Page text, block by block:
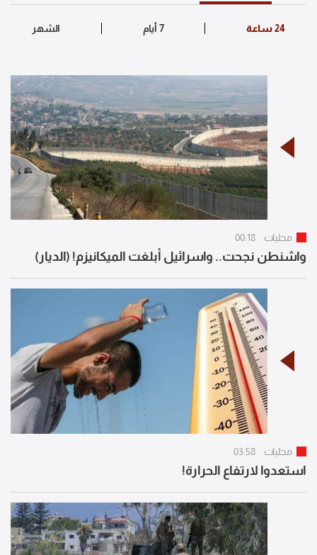
محليات 00:18
واشنطن نجحت.. واسرائيل أبلغت الميكانيزم! (الديار)
محليات 03:58
استعدوا لارتفاع الحرارة!